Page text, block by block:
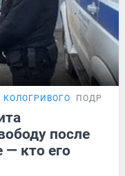
после
— кто его